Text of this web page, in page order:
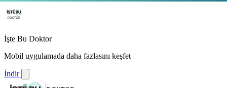
İşte Bu Doktor
Mobil uygulamada daha fazlasını keşfet
İndir